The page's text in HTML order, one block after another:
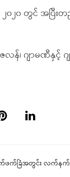
၂၀၂၀ တွင် အပြီ
န်၊ ဂျာမဏီနှင့်
က်ခြံအတွင်း လက်နက်ကြိ